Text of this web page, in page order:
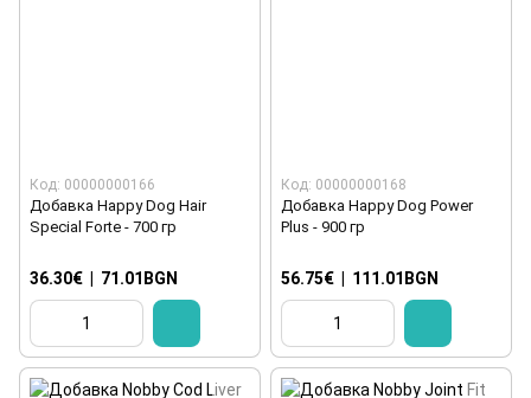
Код: 00000000166
Добавка Happy Dog Hair
Special Forte - 700 гр
36.30€ | 71.01BGN
Код: 00000000168
Добавка Happy Dog Power
Plus - 900 гр
56.75€ | 111.01BGN